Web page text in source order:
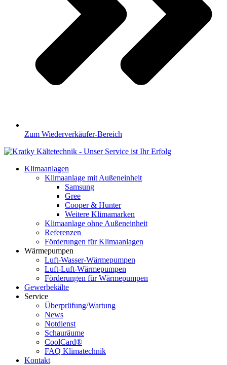
Zum Wiederverkäufer-Bereich
Klimaanlagen
Klimaanlage mit Außeneinheit
Samsung
Gree
Cooper & Hunter
Weitere Klimamarken
Klimaanlage ohne Außeneinheit
Referenzen
Förderungen für Klimaanlagen
Wärmepumpen
Luft-Wasser-Wärmepumpen
Luft-Luft-Wärmepumpen
Förderungen für Wärmepumpen
Gewerbekälte
Service
Überprüfung/Wartung
News
Notdienst
Schauräume
CoolCard®
FAQ Klimatechnik
Kontakt